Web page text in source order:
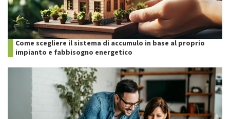
Come scegliere il sistema di accumulo in base al proprio
impianto e fabbisogno energetico